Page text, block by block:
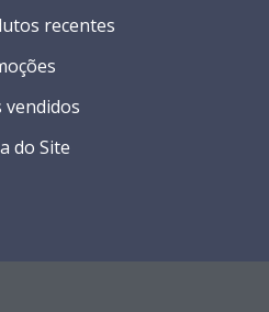
recentes
vendidos
do Site